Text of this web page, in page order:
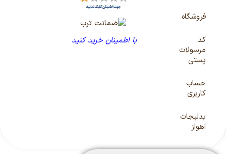
فروشگاه
کد
مرسولات
پستی
حساب
کاربری
بدلیجات
اهواز
با اطمینان خرید کنید